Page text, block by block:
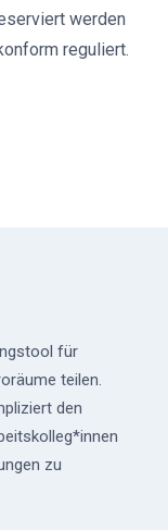
werden
reguliert.
für
teilen.
den
zu